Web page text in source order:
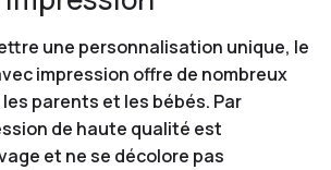
une personnalisation unique, le
impression offre de nombreux
parents et les bébés. Par
de haute qualité est
et ne se décolore pas